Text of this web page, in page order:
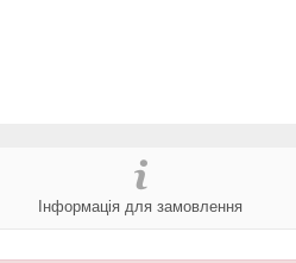
Інформація для замовлення